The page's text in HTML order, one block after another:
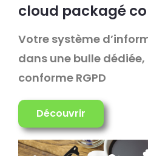
cloud packagé
Votre système
dans une bulle dédiée,
conforme RGPD
Découvrir